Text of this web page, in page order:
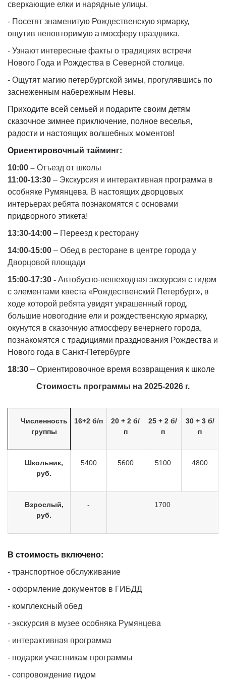
сверкающие елки и нарядные улицы.
- Посетят знаменитую Рождественскую ярмарку,
ощутив неповторимую атмосферу праздника.
- Узнают интересные факты о традициях встречи
Нового Года и Рождества в Северной столице.
- Ощутят магию петербургской зимы, прогулявшись по
заснеженным набережным Невы.
Приходите всей семьей и подарите своим детям
сказочное зимнее приключение, полное веселья,
радости и настоящих волшебных моментов!
Ориентировочный тайминг:
10:00 – Отъезд от школы
11:00-13:30 – Экскурсия и интерактивная программа в
особняке Румянцева. В настоящих дворцовых
интерьерах ребята познакомятся с основами
придворного этикета!
13:30-14:00 – Переезд к ресторану
14:00-15:00 – Обед в ресторане в центре города у
Дворцовой площади
15:00-17:30 - Автобусно-пешеходная экскурсия с гидом
с элементами квеста «Рождественский Петербург», в
ходе которой ребята увидят украшенный город,
большие новогодние ели и рождественскую ярмарку,
окунутся в сказочную атмосферу вечернего города,
познакомятся с традициями празднования Рождества и
Нового года в Санкт-Петербурге
18:30 – Ориентировочное время возвращения к школе
Стоимость программы на 2025-2026 г.
Численность
группы
16+2 б/п
20 + 2 б/
п
25 + 2 б/
п
30 + 3 б/
п
Школьник,
руб.
5400 5600 5100 4800
Взрослый,
руб.
- 1700
В стоимость включено:
- транспортное обслуживание
- оформление документов в ГИБДД
- комплексный обед
- экскурсия в музее особняка Румянцева
- интерактивная программа
- подарки участникам программы
- сопровождение гидом